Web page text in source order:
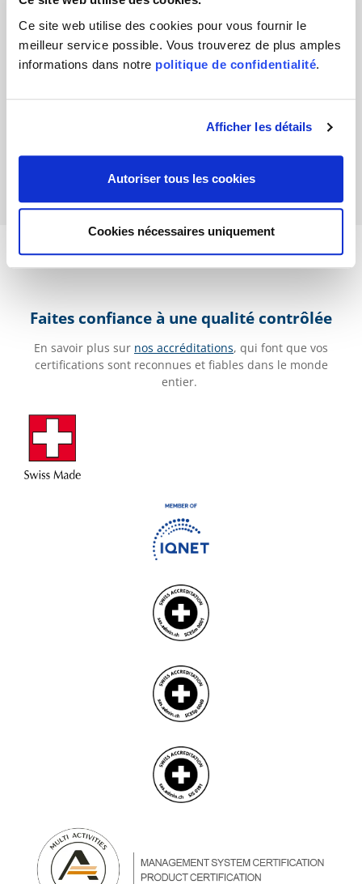
Ce site web utilise des cookies pour vous fournir le
meilleur service possible. Vous trouverez de plus amples
informations dans notre politique de confidentialité.
Afficher les détails
Autoriser tous les cookies
Cookies nécessaires uniquement
Faites confiance à une qualité contrôlée
En savoir plus sur nos accréditations, qui font que vos
certifications sont reconnues et fiables dans le monde
entier.